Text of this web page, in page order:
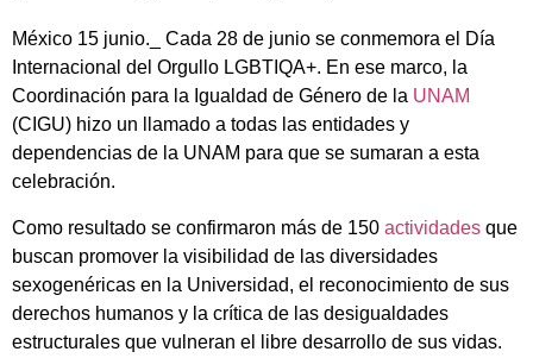
México 15 junio._ Cada 28 de junio se conmemora el Día
Internacional del Orgullo LGBTIQA+. En ese marco, la
Coordinación para la Igualdad de Género de la UNAM
(CIGU) hizo un llamado a todas las entidades y
dependencias de la UNAM para que se sumaran a esta
celebración.
Como resultado se confirmaron más de 150 actividades que
buscan promover la visibilidad de las diversidades
sexogenéricas en la Universidad, el reconocimiento de sus
derechos humanos y la crítica de las desigualdades
estructurales que vulneran el libre desarrollo de sus vidas.